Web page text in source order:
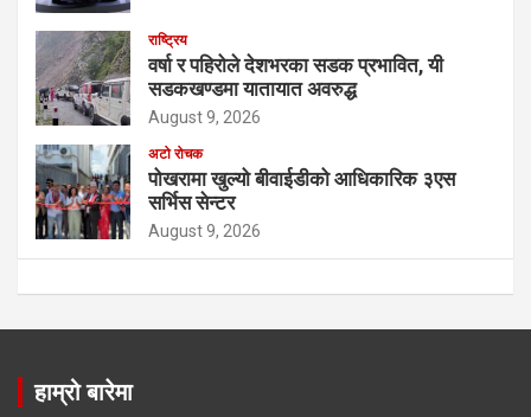
राष्ट्रिय
वर्षा र पहिरोले देशभरका सडक प्रभावित, यी
सडकखण्डमा यातायात अवरुद्ध
August 9, 2026
अटो रोचक
पोखरामा खुल्यो बीवाईडीको आधिकारिक ३एस
सर्भिस सेन्टर
August 9, 2026
हाम्रो बारेमा